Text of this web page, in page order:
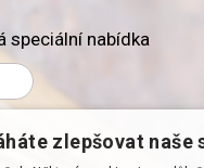
speciální nabídka
zlepšovat naše